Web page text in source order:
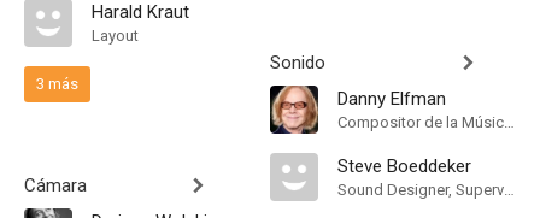
Harald Kraut
Layout
3 más
Cámara
Sonido
Danny Elfman
Compositor de la Música Original
Steve Boeddeker
Sound Designer, Supervising Sound Editor